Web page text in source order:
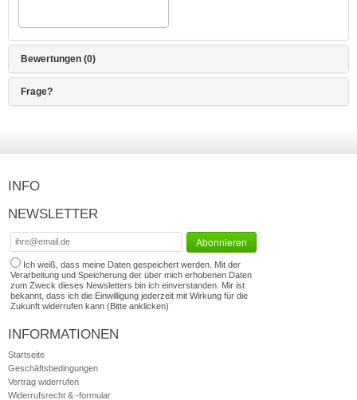
Bewertungen (0)
Frage?
INFO
NEWSLETTER
Ich weiß, dass meine Daten gespeichert werden. Mit der
Verarbeitung und Speicherung der über mich erhobenen Daten
zum Zweck dieses Newsletters bin ich einverstanden. Mir ist
bekannt, dass ich die Einwilligung jederzeit mit Wirkung für die
Zukunft widerrufen kann (Bitte anklicken)
INFORMATIONEN
Startseite
Geschäftsbedingungen
Vertrag widerrufen
Widerrufsrecht & -formular